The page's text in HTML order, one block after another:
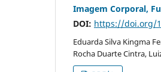
Imagem Corporal,
DOI: https://doi.org/
Eduarda Silva Kingma
Rocha Duarte Cintra,